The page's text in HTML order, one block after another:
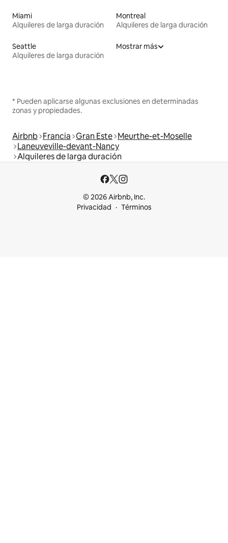
Miami
Alquileres de larga duración
Montreal
Alquileres de larga duración
Seattle
Alquileres de larga duración
Mostrar más
* Pueden aplicarse algunas exclusiones en determinadas
zonas y propiedades.
Airbnb Francia Gran Este Meurthe-et-Moselle
Laneuveville-devant-Nancy
Alquileres de larga duración
© 2026 Airbnb, Inc.
Privacidad
Términos